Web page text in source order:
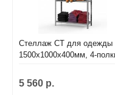
Стеллаж СТ для одежды
1500х1000х400мм, 4-
5 560 р.